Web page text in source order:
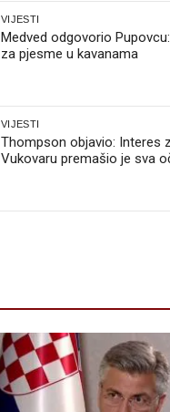
VIJESTI
Medved odgovorio
za pjesme u kavanama
VIJESTI
Thompson objavio: Interes
Vukovaru premašio je sva